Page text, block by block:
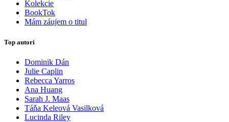
Kolekcie
BookTok
Mám záujem o titul
Top autori
Dominik Dán
Julie Caplin
Rebecca Yarros
Ana Huang
Sarah J. Maas
Táňa Keleová Vasilková
Lucinda Riley